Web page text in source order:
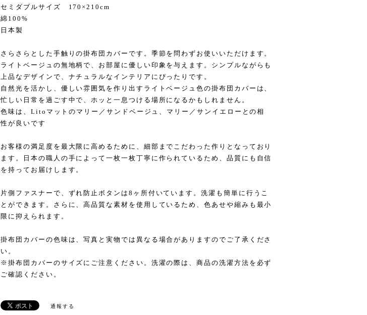
セミダブルサイズ 170×210cm
綿100%
日本製
さらさらとした手触りの掛布団カバーです。季節を問わずお使いいただけます。
ライトベージュの無地柄で、お部屋に優しい印象を与えます。シンプルながらも
上品なデザインで、ナチュラルなインテリアにぴったりです。
自然光を活かし、優しい雰囲気を作り出すライトベージュ色の掛布団カバーは、
忙しい日常を過ごす中で、ホッと一息つける場所になるかもしれません。
色味は、Litoマットのマリー／サンドベージュ、マリー／サンイエローとの相
性が良いです
お客様の満足度を最大限に高めるために、細部までこだわった作りとなっており
ます。日本の職人の手によって一枚一枚丁寧に作られているため、品質にも自信
を持ってお届けします。
片側ファスナーで、ずれ防止ボタンは8ヶ所付いています。洗濯も簡単に行うこ
とができます。さらに、高品質な素材を使用しているため、色あせや縮みも最小
限に抑えられます。
掛布団カバーの色味は、写真と実物では異なる場合がありますのでご了承くださ
い。
※掛布団カバーのサイズにご注意ください。洗濯の際は、商品の洗濯方法を必ず
ご確認ください。
通報する